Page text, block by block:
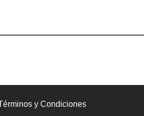
y Condiciones